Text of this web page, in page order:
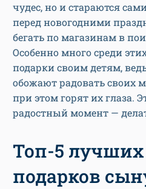
чудес, но и стараются
перед новогодними
бегать по магазинам в
Особенно много среди
подарки своим детям,
обожают радовать своих
при этом горят их глаза.
радостный момент —
Топ-5
подарков